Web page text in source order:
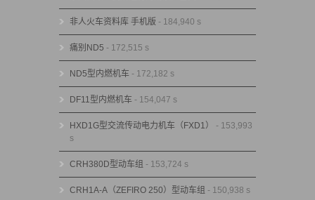
非人火车资料库 手机版 - 184,940 s
痛别ND5 - 172,515 s
ND5型内燃机车 - 172,182 s
DF11型内燃机车 - 154,047 s
HXD1G型交流传动电力机车（FXD1）
- 153,993
s
CRH380D型动车组 - 153,724 s
CRH1A-A（ZEFIRO 250）型动车组 - 150,938 s